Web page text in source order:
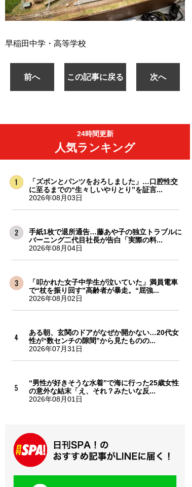
早稲田中学・高等学校
前へ この記事に戻る 次へ
24時間更新
人気ランキング
「ズボンとパンツをおろしました」…口腔性交
に至るまでの“生々しいやりとり”を証言...
2026年08月03日
手紙1枚で退所通告…藤あや子の独立トラブルに
バーニング二代目社長が告白「実際の料...
2026年08月04日
「叩かれた女子中学生が泣いていた」満員電車
で“杖を振り回す”高齢者が暴走。“屈強...
2026年08月02日
ある朝、玄関のドアがなぜか開かない…20代女
性が“数センチの隙間”から見たものの...
2026年07月31日
“男性が好きそうな水着”で海に行った25歳女性
の意外な結末「え、それ？みたいな反...
2026年08月01日